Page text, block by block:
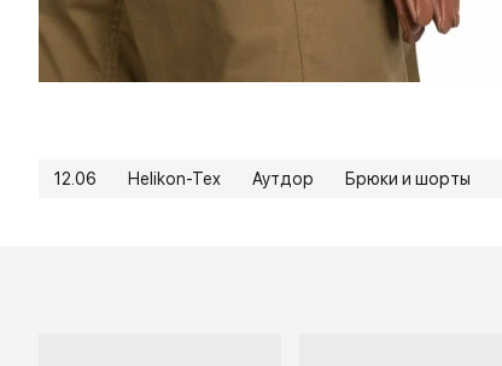
12.06 Helikon-Tex Аутдор Брюки и шорты